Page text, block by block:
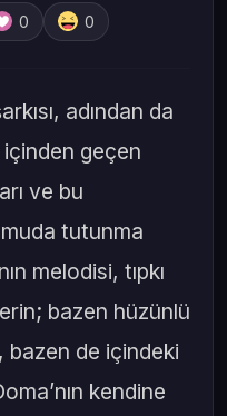
0 0
adından da
içinden geçen
ve bu
tutunma
melodisi, tıpkı
bazen hüzünlü
bazen de içindeki
kendine